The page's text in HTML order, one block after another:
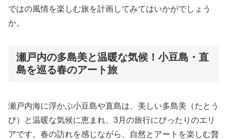
ではの風情を楽しむ旅を計画してみてはいかがでしょう
か。
瀬戸内の多島美と温暖な気候！小豆島・直
島を巡る春のアート旅
瀬戸内海に浮かぶ小豆島や直島は、美しい多島美（たとう
び）と温暖な気候に恵まれ、3月の旅行にぴったりのエリ
アです。春の訪れを感じながら、自然とアートを楽しむ贅